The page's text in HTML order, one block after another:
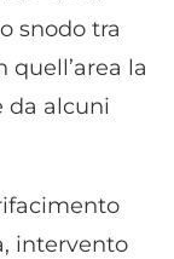
snodo tra
quell’area la
da alcuni
intervento